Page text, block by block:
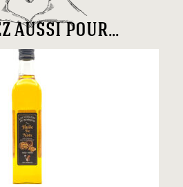
aussi pour...